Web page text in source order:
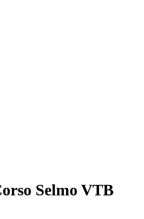
Selmo VTB